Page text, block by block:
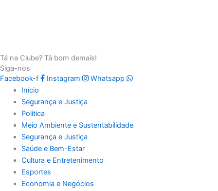
Tá na Clube? Tá bom demais!
Siga-nos
Facebook-f
Instagram
Whatsapp
Início
Segurança e Justiça
Política
Meio Ambiente e Sustentabilidade
Segurança e Justiça
Saúde e Bem-Estar
Cultura e Entretenimento
Esportes
Economia e Negócios